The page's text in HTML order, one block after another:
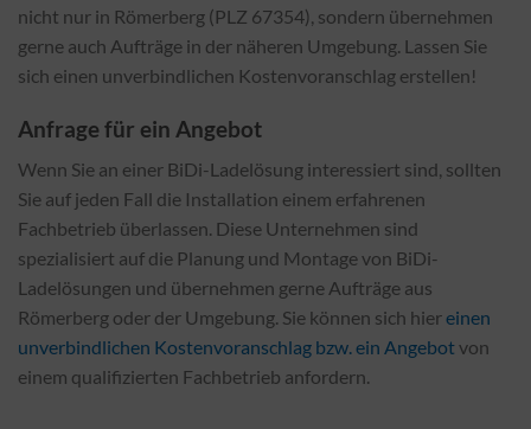
nicht nur in Römerberg (PLZ 67354), sondern übernehmen
gerne auch Aufträge in der näheren Umgebung. Lassen Sie
sich einen unverbindlichen Kostenvoranschlag erstellen!
Anfrage für ein Angebot
Wenn Sie an einer BiDi-Ladelösung interessiert sind, sollten
Sie auf jeden Fall die Installation einem erfahrenen
Fachbetrieb überlassen. Diese Unternehmen sind
spezialisiert auf die Planung und Montage von BiDi-
Ladelösungen und übernehmen gerne Aufträge aus
Römerberg oder der Umgebung. Sie können sich hiereinen
unverbindlichen Kostenvoranschlag bzw. ein Angebotvon
einem qualifizierten Fachbetrieb anfordern.